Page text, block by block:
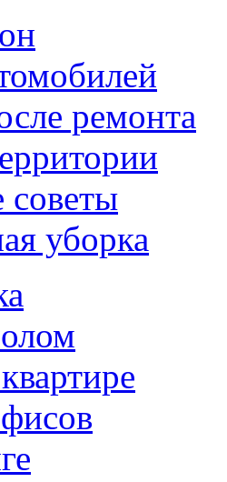
ремонта
советы
уборка